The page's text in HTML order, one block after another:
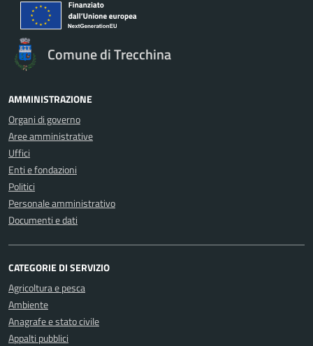
Comune di Trecchina
AMMINISTRAZIONE
Organi di governo
Aree amministrative
Uffici
Enti e fondazioni
Politici
Personale amministrativo
Documenti e dati
CATEGORIE DI SERVIZIO
Agricoltura e pesca
Ambiente
Anagrafe e stato civile
Appalti pubblici